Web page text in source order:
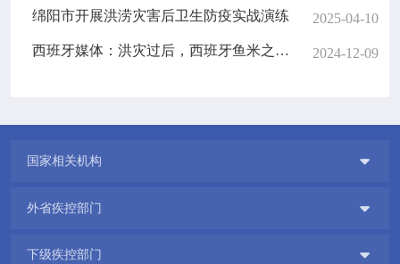
绵阳市开展洪涝灾害后卫生防疫实战演练 2025-04-10
西班牙媒体：洪灾过后，西班牙鱼米之乡自然环境面临巨大挑战 2024-12-09
国家相关机构 
外省疾控部门 
下级疾控部门 